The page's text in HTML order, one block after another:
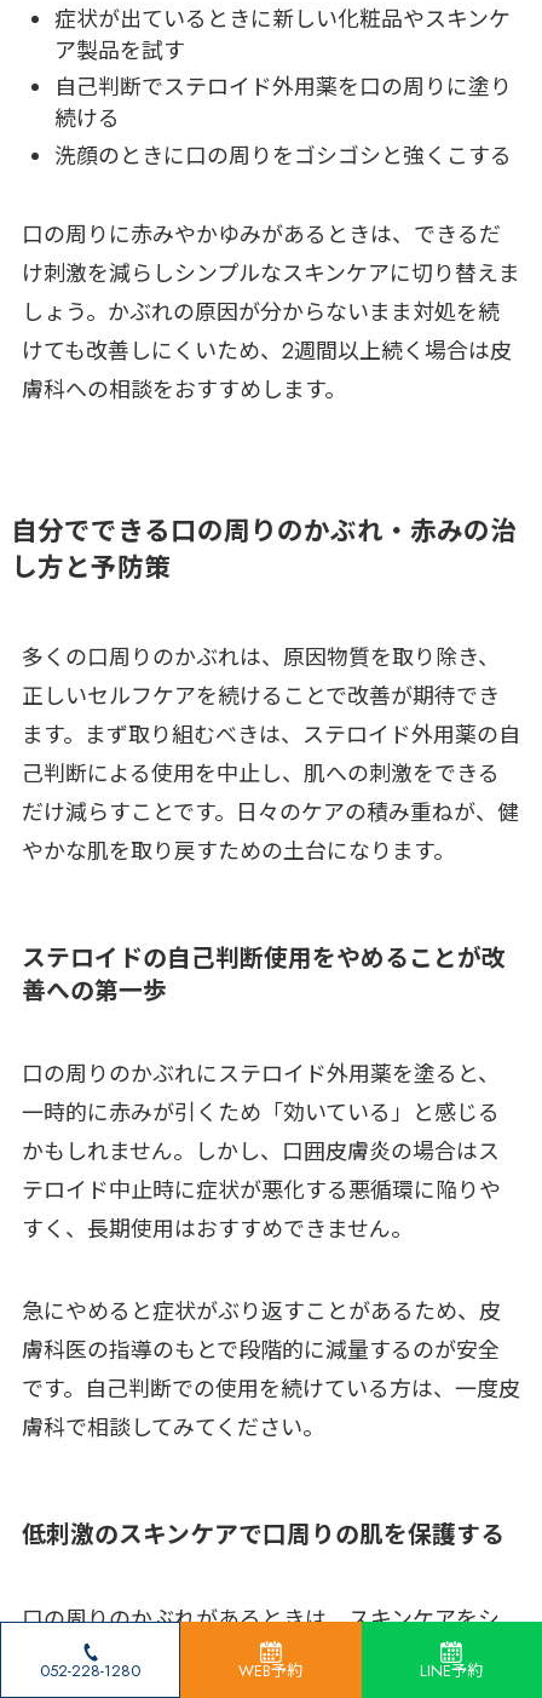
052-228-1280 WEB予約 LINE予約
症状が出ているときに新しい化粧品やスキンケ
ア製品を試す
自己判断でステロイド外用薬を口の周りに塗り
続ける
洗顔のときに口の周りをゴシゴシと強くこする
口の周りに赤みやかゆみがあるときは、できるだ
け刺激を減らしシンプルなスキンケアに切り替えま
しょう。かぶれの原因が分からないまま対処を続
けても改善しにくいため、2週間以上続く場合は皮
膚科への相談をおすすめします。
自分でできる口の周りのかぶれ・赤みの治
し方と予防策
多くの口周りのかぶれは、原因物質を取り除き、
正しいセルフケアを続けることで改善が期待でき
ます。まず取り組むべきは、ステロイド外用薬の自
己判断による使用を中止し、肌への刺激をできる
だけ減らすことです。日々のケアの積み重ねが、健
やかな肌を取り戻すための土台になります。
ステロイドの自己判断使用をやめることが改
善への第一歩
口の周りのかぶれにステロイド外用薬を塗ると、
一時的に赤みが引くため「効いている」と感じる
かもしれません。しかし、口囲皮膚炎の場合はス
テロイド中止時に症状が悪化する悪循環に陥りや
すく、長期使用はおすすめできません。
急にやめると症状がぶり返すことがあるため、皮
膚科医の指導のもとで段階的に減量するのが安全
です。自己判断での使用を続けている方は、一度皮
膚科で相談してみてください。
低刺激のスキンケアで口周りの肌を保護する
口の周りのかぶれがあるときは、スキンケアをシ
ンプルにまとめるのが基本です。香料やアルコール